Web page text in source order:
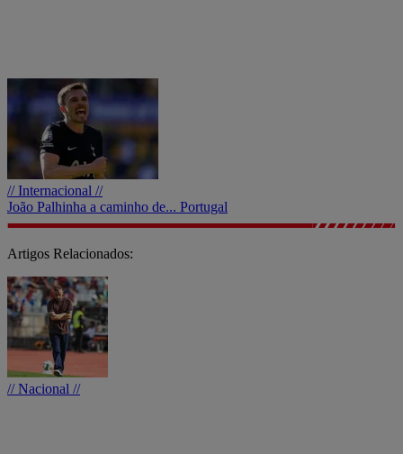
// Internacional //
João Palhinha a caminho de... Portugal
Artigos Relacionados:
// Nacional //